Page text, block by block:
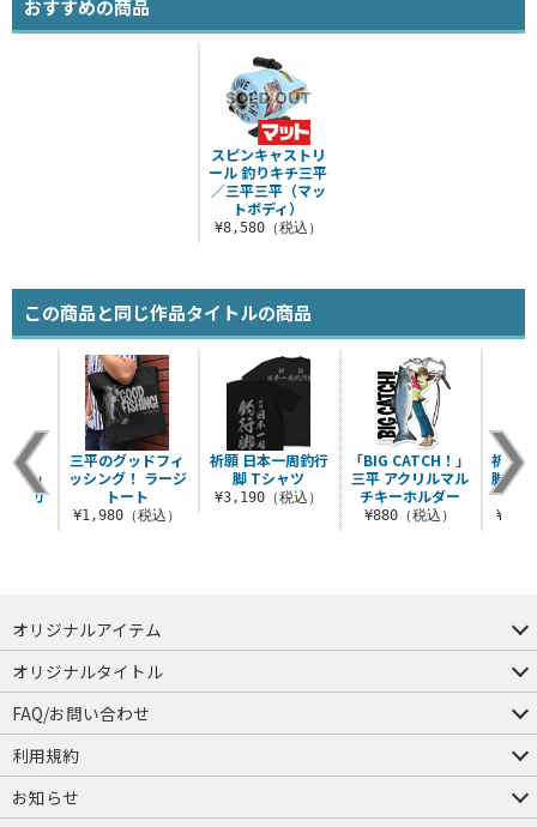
おすすめの商品
スピンキャストリ
ール 釣りキチ三平
／三平三平（マッ
トボディ）
¥8,580（税込）
この商品と同じ作品タイトルの商品
祈願 日本一周釣行
脚 Tシャツ
¥3,190（税込）
「BIG CATCH！」
三平 アクリルマル
チキーホルダー
¥880（税込）
祈願
脚 薄
平
！」
ッカ
三平のグッドフィ
ッシング！ ラージ
トート
¥1,980（税込）
オリジナルアイテム
つままれ
つかまれ
ピョコッテ
オリジナルタイトル
アイテムヤ
ミスカトニック大學購買部
FAQ/お問い合わせ
FAQ
お問い合わせ
利用規約
会員規約・ポイント規約
特定商取引法に関する表示
プライバシーポリシー
お知らせ